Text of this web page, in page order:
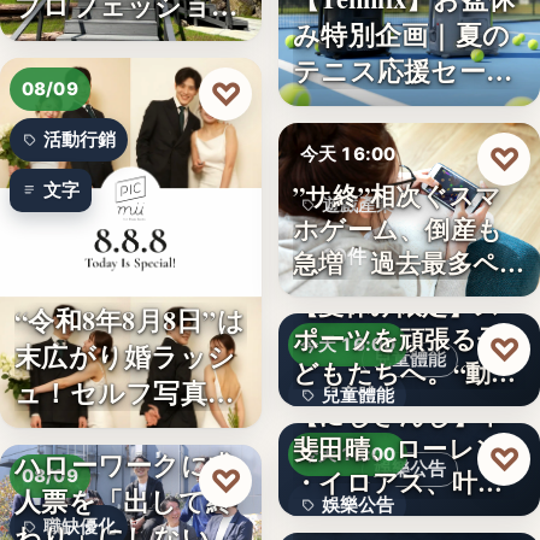
ル募集！…
08/09
活動行銷
文字
“令和8年8月8日”は
末広がり婚ラッシ
ュ！セルフ写真館
「…
♡
08/09
職缺優化
ハローワークに求
人票を「出して終
♡
み特別企画｜夏の
テニス応援セー
ル…
今天 16:00
遊戲產業
10件
”サ終”相次ぐスマ
ホゲーム、倒産も
急増 過去最多ペー
スで…
♡
兒童體能
今天 16:00
兒童體能
0円
【夏休み限定】ス
ポーツを頑張る子
どもたちへ。“動け
る身体…
♡
娛樂公告
今天 16:00
娛樂公告
【にじさんじ】甲
斐田晴、ローレン
・イロアス、叶ワ
ンマンラ…
♡
因應白海豚颱風來